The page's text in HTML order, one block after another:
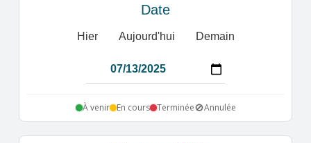
Date
Hier Aujourd'hui Demain
À venir En cours Terminée🚫Annulée
Réinitialiser